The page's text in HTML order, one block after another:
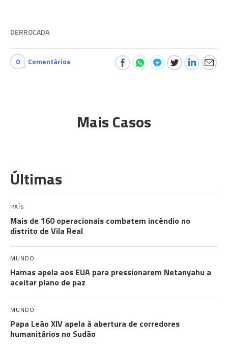
DERROCADA
0 Comentários
Mais Casos
Últimas
PAÍS
Mais de 160 operacionais combatem incêndio no
distrito de Vila Real
MUNDO
Hamas apela aos EUA para pressionarem Netanyahu a
aceitar plano de paz
MUNDO
Papa Leão XIV apela à abertura de corredores
humanitários no Sudão